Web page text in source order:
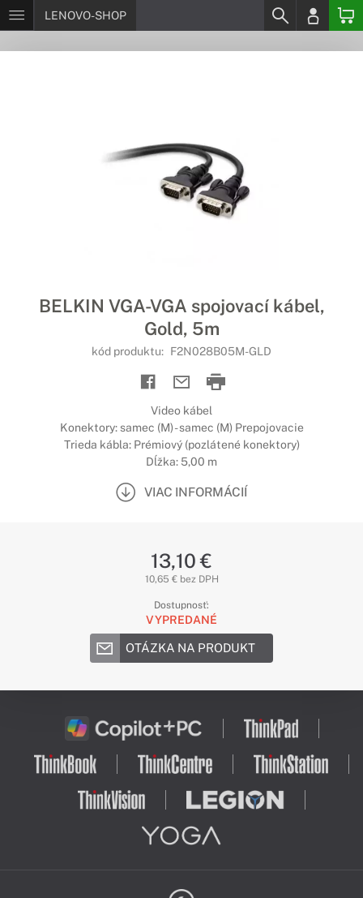
LENOVO-SHOP
BELKIN VGA-VGA spojovací kábel,
Gold, 5m
kód produktu: F2N028B05M-GLD
Video kábel
Konektory: samec (M) - samec (M) Prepojovacie
Trieda kábla: Prémiový (pozlátené konektory)
Dĺžka: 5,00 m
VIAC INFORMÁCIÍ
13,10 €
10,65 € bez DPH
Dostupnosť:
VYPREDANÉ
OTÁZKA NA PRODUKT